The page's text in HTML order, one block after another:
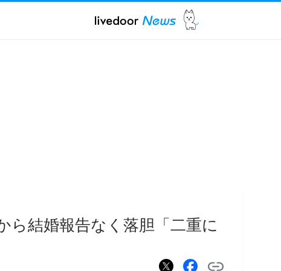
ら結婚報告なく落胆「二重に